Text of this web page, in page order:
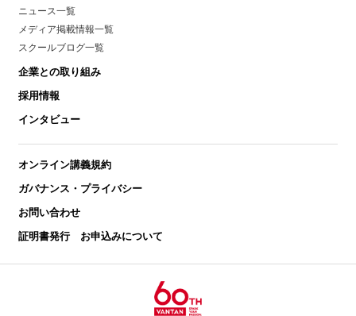
ニュース一覧
メディア掲載情報一覧
スクールブログ一覧
企業との取り組み
採用情報
インタビュー
オンライン講義規約
ガバナンス・プライバシー
お問い合わせ
証明書発行 お申込みについて